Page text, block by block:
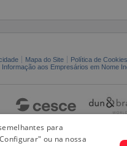
Mapa do Site
Política de Cookies
Informação aos Empresários em Nome
para
ou na nossa